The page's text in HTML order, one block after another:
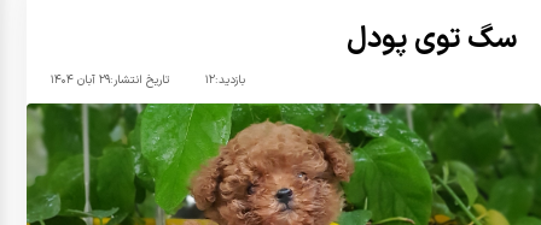
سگ توی پودل
تاریخ انتشار:۲۹ آبان ۱۴۰۴ بازدید:۱۲